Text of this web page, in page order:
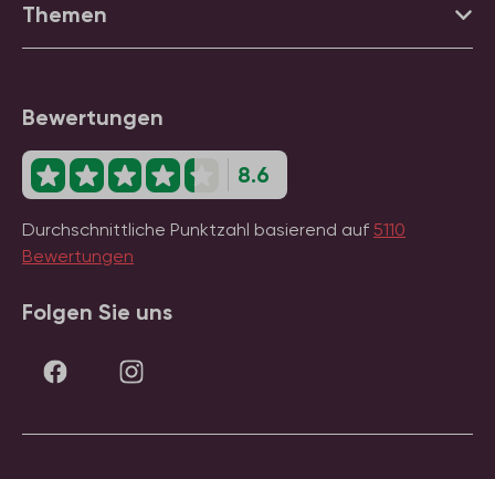
Themen
Bewertungen
8.6
Durchschnittliche Punktzahl basierend auf 5110
Bewertungen
Folgen Sie uns